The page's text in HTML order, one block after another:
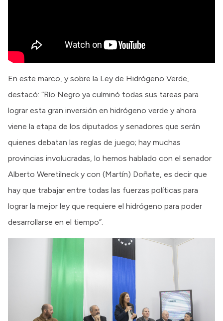
En este marco, y sobre la Ley de Hidrógeno Verde,
destacó: “Río Negro ya culminó todas sus tareas para
lograr esta gran inversión en hidrógeno verde y ahora
viene la etapa de los diputados y senadores que serán
quienes debatan las reglas de juego; hay muchas
provincias involucradas, lo hemos hablado con el senador
Alberto Weretilneck y con (Martín) Doñate, es decir que
hay que trabajar entre todas las fuerzas políticas para
lograr la mejor ley que requiere el hidrógeno para poder
desarrollarse en el tiempo”.